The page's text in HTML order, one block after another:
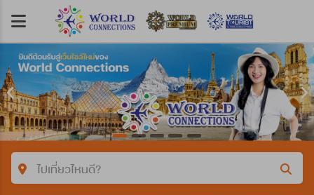
ไปเที่ยวไหนดี?